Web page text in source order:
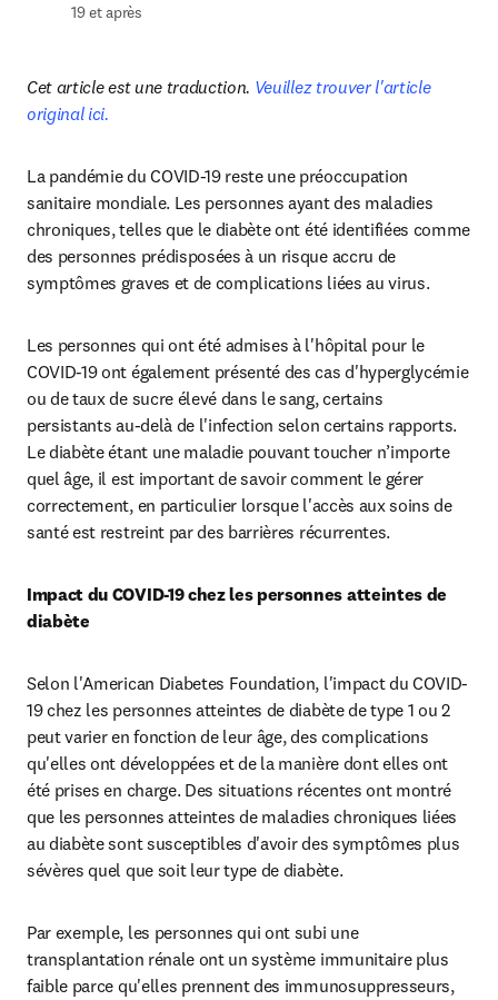
19 et après
Cet article est une traduction. Veuillez trouver l'article
original ici.
La pandémie du COVID-19 reste une préoccupation
sanitaire mondiale. Les personnes ayant des maladies
chroniques, telles que le diabète ont été identifiées comme
des personnes prédisposées à un risque accru de
symptômes graves et de complications liées au virus.
Les personnes qui ont été admises à l'hôpital pour le
COVID-19 ont également présenté des cas d'hyperglycémie
ou de taux de sucre élevé dans le sang, certains
persistants au-delà de l'infection selon certains rapports.
Le diabète étant une maladie pouvant toucher n’importe
quel âge, il est important de savoir comment le gérer
correctement, en particulier lorsque l'accès aux soins de
santé est restreint par des barrières récurrentes.
Impact du COVID-19 chez les personnes atteintes de
diabète
Selon l'American Diabetes Foundation, l'impact du COVID-
19 chez les personnes atteintes de diabète de type 1 ou 2
peut varier en fonction de leur âge, des complications
qu'elles ont développées et de la manière dont elles ont
été prises en charge. Des situations récentes ont montré
que les personnes atteintes de maladies chroniques liées
au diabète sont susceptibles d'avoir des symptômes plus
sévères quel que soit leur type de diabète.
Par exemple, les personnes qui ont subi une
transplantation rénale ont un système immunitaire plus
faible parce qu'elles prennent des immunosuppresseurs,